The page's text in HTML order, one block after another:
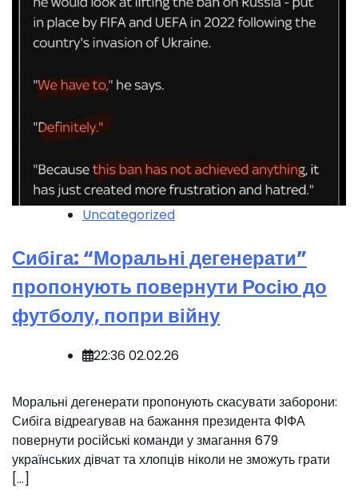
Uncategorized
Сибіга: “Моральні дегенерати”
пропонують повернути Росію до
футболу, попри війну
22:36 02.02.26
️Моральні дегенерати пропонують скасувати заборони:
Сибіга відреагував на бажання президента ФІФА
повернути російські команди у змагання 679
українських дівчат та хлопців ніколи не зможуть грати
[…]